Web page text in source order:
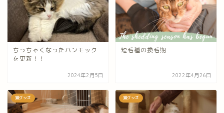
ちっちゃくなったハンモック
を更新！！
2024年2月5日
短毛種の換毛期
2022年4月26日
猫グッズ 猫グッズ